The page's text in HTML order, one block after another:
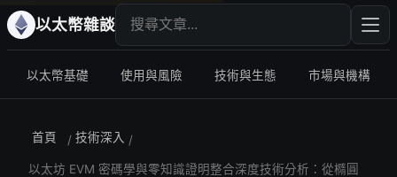
以太幣雜談 搜尋文章 輸入
以太幣基礎 使用與風險 技術與生態 市場與機構
首頁 / 技術深入 /
以太坊 EVM 密碼學與零知識證明整合深度技術分析：從橢圓